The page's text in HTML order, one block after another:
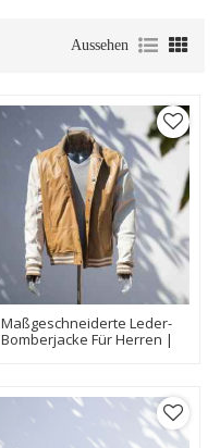
Aussehen
Maßgeschneiderte Leder-
Bomberjacke Für Herren |